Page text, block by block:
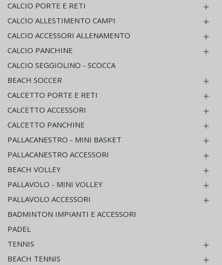
CALCIO PORTE E RETI 
CALCIO ALLESTIMENTO CAMPI 
CALCIO ACCESSORI ALLENAMENTO 
CALCIO PANCHINE 
CALCIO SEGGIOLINO - SCOCCA
BEACH SOCCER

CALCETTO PORTE E RETI 
CALCETTO ACCESSORI 
CALCETTO PANCHINE 
PALLACANESTRO - MINI BASKET 
PALLACANESTRO ACCESSORI 
BEACH VOLLEY 
PALLAVOLO - MINI VOLLEY 
PALLAVOLO ACCESSORI 
BADMINTON IMPIANTI E ACCESSORI
PADEL
TENNIS

BEACH TENNIS 